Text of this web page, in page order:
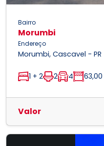
Bairro
Morumbi
Endereço
Morumbi, Cascavel - PR
1 + 2 2 4 63,00
Valor